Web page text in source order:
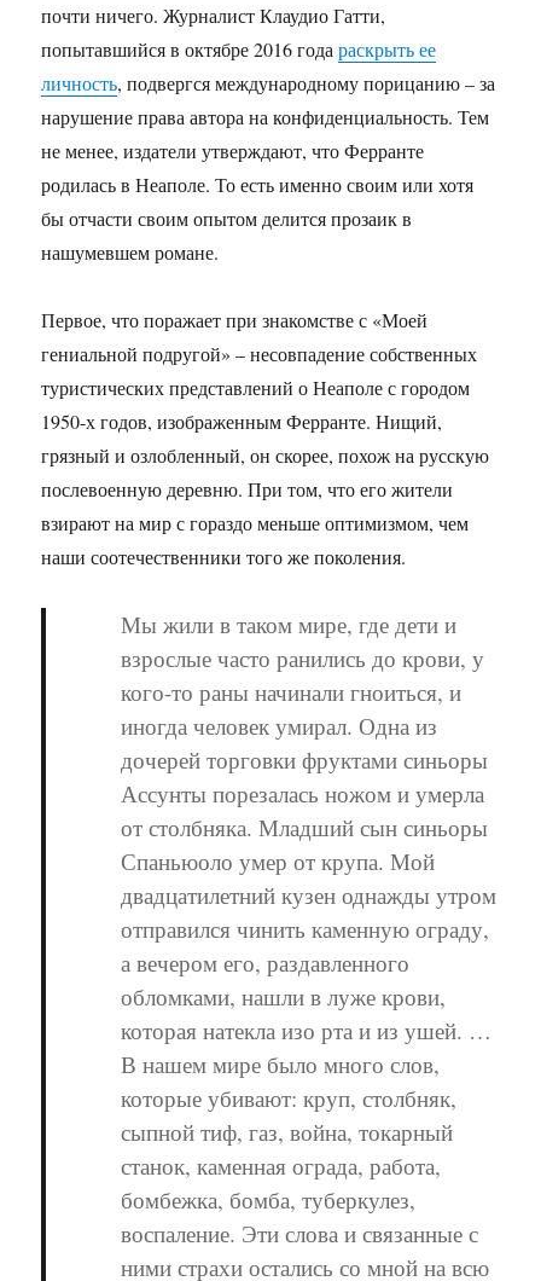
почти ничего. Журналист Клаудио Гатти,
попытавшийся в октябре 2016 годараскрыть ее
личность, подвергся международному порицанию – за
нарушение права автора на конфиденциальность. Тем
не менее, издатели утверждают, что Ферранте
родилась в Неаполе. То есть именно своим или хотя
бы отчасти своим опытом делится прозаик в
нашумевшем романе.
Первое, что поражает при знакомстве с «Моей
гениальной подругой» – несовпадение собственных
туристических представлений о Неаполе с городом
1950-х годов, изображенным Ферранте. Нищий,
грязный и озлобленный, он скорее, похож на русскую
послевоенную деревню. При том, что его жители
взирают на мир с гораздо меньше оптимизмом, чем
наши соотечественники того же поколения.
Мы жили в таком мире, где дети и
взрослые часто ранились до крови, у
кого-то раны начинали гноиться, и
иногда человек умирал. Одна из
дочерей торговки фруктами синьоры
Ассунты порезалась ножом и умерла
от столбняка. Младший сын синьоры
Спаньюоло умер от крупа. Мой
двадцатилетний кузен однажды утром
отправился чинить каменную ограду,
а вечером его, раздавленного
обломками, нашли в луже крови,
которая натекла изо рта и из ушей. …
В нашем мире было много слов,
которые убивают: круп, столбняк,
сыпной тиф, газ, война, токарный
станок, каменная ограда, работа,
бомбежка, бомба, туберкулез,
воспаление. Эти слова и связанные с
ними страхи остались со мной на всю